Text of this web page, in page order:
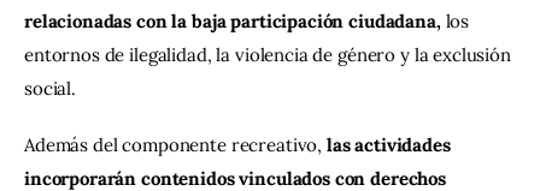
relacionadas con la baja participación ciudadana, los
entornos de ilegalidad, la violencia de género y la exclusión
social.
Además del componente recreativo, las actividades
incorporarán contenidos vinculados con derechos